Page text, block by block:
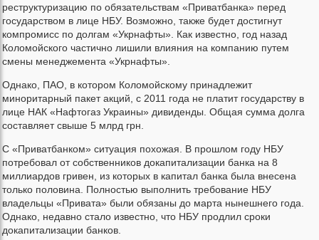
реструктуризацию по обязательствам «Приватбанка» перед
государством в лице НБУ. Возможно, также будет достигнут
компромисс по долгам «Укрнафты». Как известно, год назад
Коломойского частично лишили влияния на компанию путем
смены менеджемента «Укрнафты».
Однако, ПАО, в котором Коломойскому принадлежит
миноритарный пакет акций, с 2011 года не платит государству в
лице НАК «Нафтогаз Украины» дивиденды. Общая сумма долга
составляет свыше 5 млрд грн.
С «Приватбанком» ситуация похожая. В прошлом году НБУ
потребовал от собственников докапитализации банка на 8
миллиардов гривен, из которых в капитал банка была внесена
только половина. Полностью выполнить требование НБУ
владельцы «Привата» были обязаны до марта нынешнего года.
Однако, недавно стало известно, что НБУ продлил сроки
докапитализации банков.